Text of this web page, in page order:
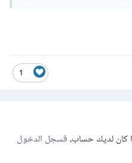
1
كان لديك حساب،فسجل الدخول